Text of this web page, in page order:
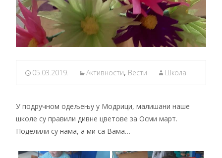
05.03.2019. Активности, Вести Школа
У подручном одељењу у Модрици, малишани наше
школе су правили дивне цветове за Осми март.
Поделили су нама, а ми са Вама…